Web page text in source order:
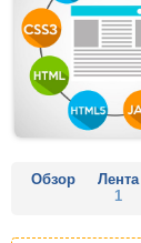
Обзор
Лента
1